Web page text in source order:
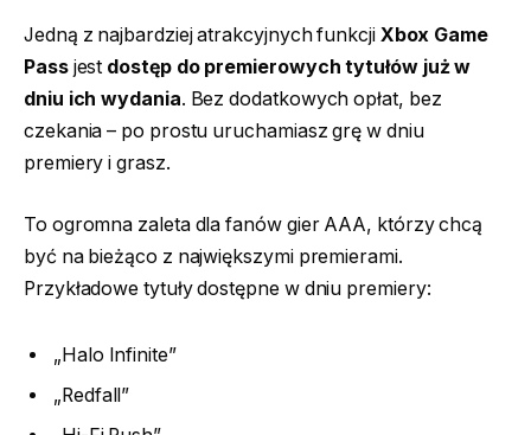
Jedną z najbardziej atrakcyjnych funkcji Xbox Game
Passjest dostęp do premierowych tytułów już w
dniu ich wydania. Bez dodatkowych opłat, bez
czekania – po prostu uruchamiasz grę w dniu
premiery i grasz.
To ogromna zaleta dla fanów gier AAA, którzy chcą
być na bieżąco z największymi premierami.
Przykładowe tytuły dostępne w dniu premiery:
„Halo Infinite”
„Redfall”